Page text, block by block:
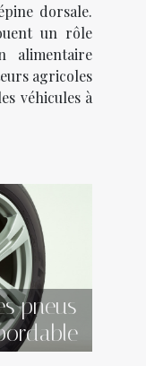
dorsale.
un rôle
alimentaire
agricoles
véhicules à
pneus